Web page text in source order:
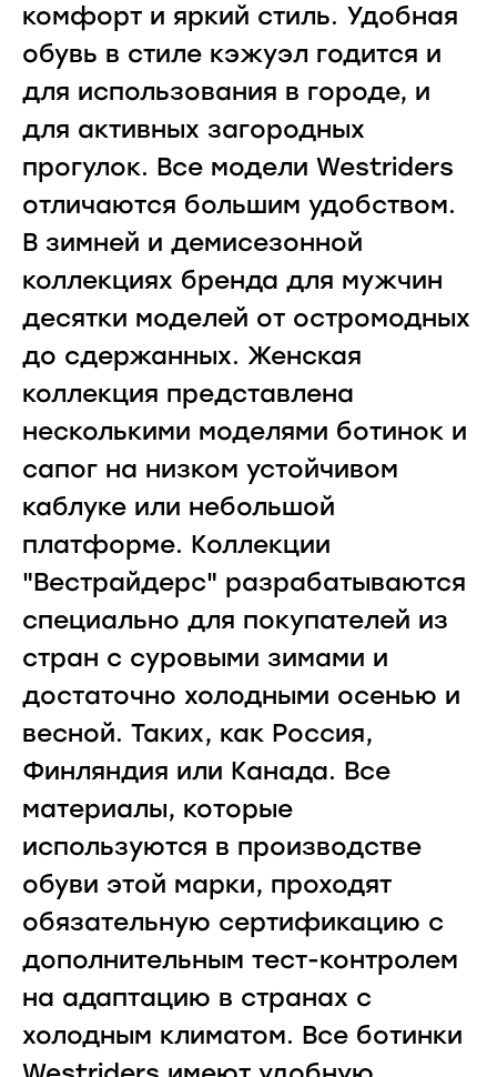
комфорт и яркий стиль. Удобная
обувь в стиле кэжуэл годится и
для использования в городе, и
для активных загородных
прогулок. Все модели Westriders
отличаются большим удобством.
В зимней и демисезонной
коллекциях бренда для мужчин
десятки моделей от остромодных
до сдержанных. Женская
коллекция представлена
несколькими моделями ботинок и
сапог на низком устойчивом
каблуке или небольшой
платформе. Коллекции
"Вестрайдерс" разрабатываются
специально для покупателей из
стран с суровыми зимами и
достаточно холодными осенью и
весной. Таких, как Россия,
Финляндия или Канада. Все
материалы, которые
используются в производстве
обуви этой марки, проходят
обязательную сертификацию с
дополнительным тест-контролем
на адаптацию в странах с
холодным климатом. Все ботинки